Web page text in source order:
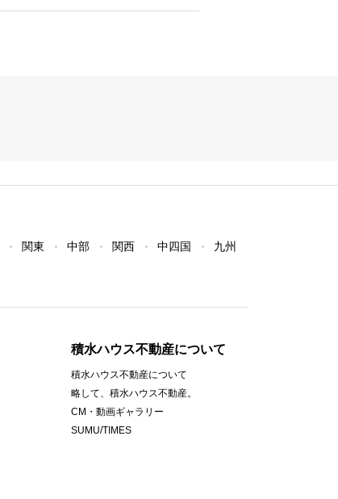
関東 中部 関西 中四国 九州
積水ハウス不動産について
積水ハウス不動産について
略して、積水ハウス不動産。
CM・動画ギャラリー
SUMU/TIMES